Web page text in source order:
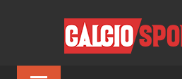
Tutto